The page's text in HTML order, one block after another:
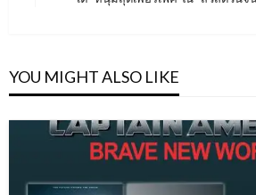
YOU MIGHT ALSO LIKE